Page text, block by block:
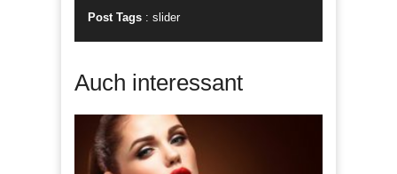
Post Tags : slider
Auch interessant